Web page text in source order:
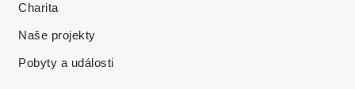
Charita
Naše projekty
Pobyty a události